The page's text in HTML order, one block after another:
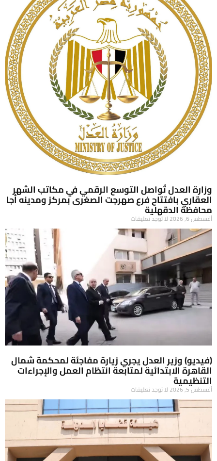
وزارة العدل تُواصل التوسع الرقمي في مكاتب الشهر
العقاري بافتتاح فرع صهرجت الصغرى بمركز ومدينه أجا
محافظة الدقهلية
أغسطس 6, 2026 لا توجد تعليقات
(فيديو) وزير العدل يجري زيارة مفاجئة لمحكمة شمال
القاهرة الابتدائية لمتابعة انتظام العمل والإجراءات
التنظيمية
أغسطس 5, 2026 لا توجد تعليقات